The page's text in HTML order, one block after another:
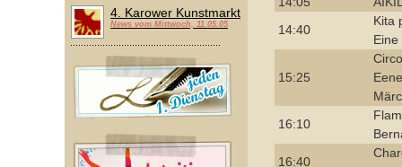
4. Karower Kunstmarkt
News vom Mittwoch, 11.05.05
14:40
Kita
15:25
16:10
16:40